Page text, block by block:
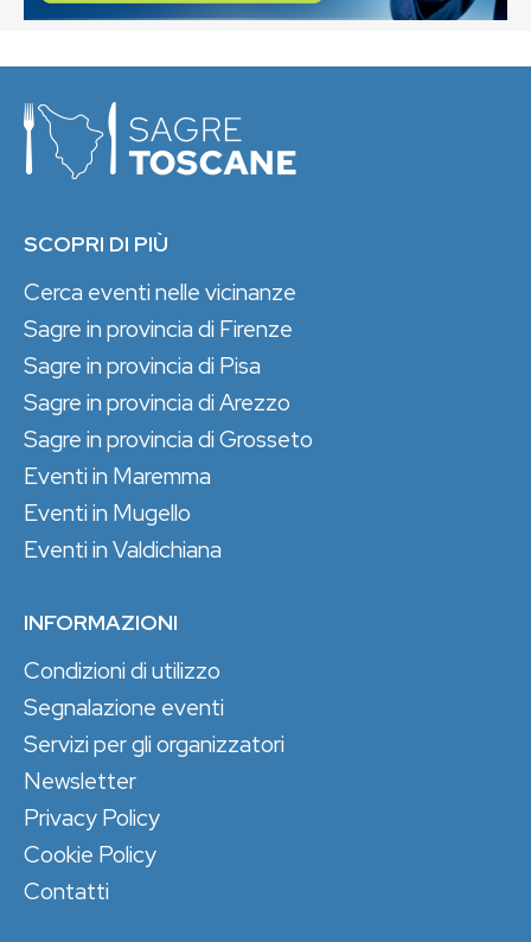
SCOPRI DI PIÙ
Cerca eventi nelle vicinanze
Sagre in provincia di Firenze
Sagre in provincia di Pisa
Sagre in provincia di Arezzo
Sagre in provincia di Grosseto
Eventi in Maremma
Eventi in Mugello
Eventi in Valdichiana
INFORMAZIONI
Condizioni di utilizzo
Segnalazione eventi
Servizi per gli organizzatori
Newsletter
Privacy Policy
Cookie Policy
Contatti